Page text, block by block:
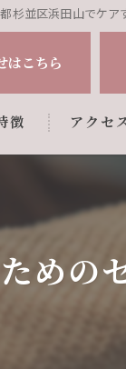
杉並区浜田山でケ
はこちら
徴 アクセ
めの